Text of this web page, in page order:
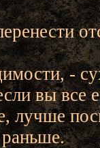
-
вы все
лучше